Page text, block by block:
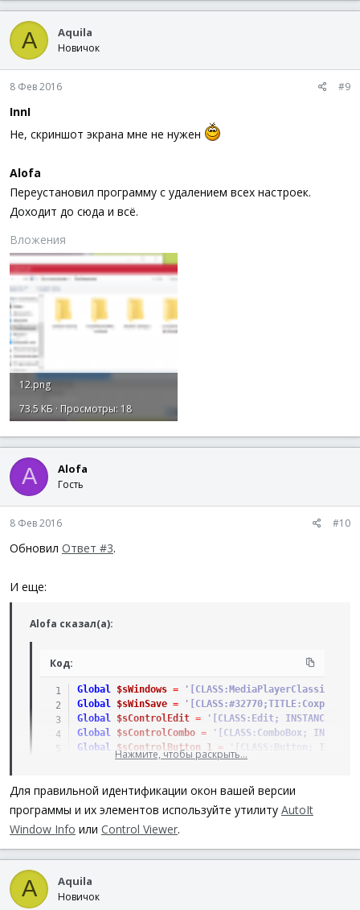
A Aquila
Новичок
8 Фев 2016 #9
InnI
Не, скриншот экрана мне не нужен
Alofa
Переустановил программу с удалением всех настроек.
Доходит до сюда и всё.
Вложения
12.png
73.5 КБ · Просмотры: 18
A Alofa
Гость
8 Фев 2016 #10
Обновил Ответ #3.
И еще:
Alofa сказал(а):
Код:
Global $sWindows =
'[CLASS:MediaPlayerClassicW]'
Global
$sWinSave =
'[CLASS:#32770;TITLE:Сохран]'
Global
$sControlEdit =
'[CLASS:Edit; INSTANCE:1]'
Global
$sControlCombo =
'[CLASS:ComboBox;
Global
$sControlButton_1 =
'[CLASS:Button; ID:1]'
$sControlButton_2 = '[CLASS:Button; ID:2]'
Нажмите, чтобы раскрыть...
Для правильной идентификации окон вашей версии
программы и их элементов используйте утилиту AutoIt
Window Info или Control Viewer.
A Aquila
Новичок